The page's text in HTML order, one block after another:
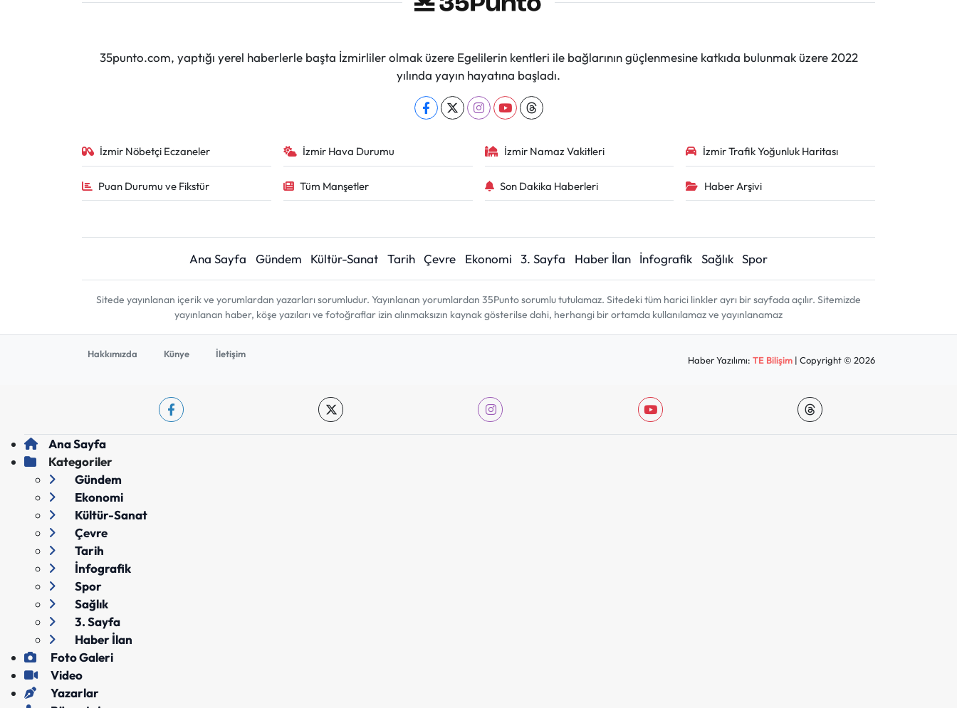
35punto.com, yaptığı yerel haberlerle başta İzmirliler olmak üzere Egelilerin kentleri ile bağlarının güçlenmesine katkıda bulunmak üzere 2022
yılında yayın hayatına başladı.
İzmir Nöbetçi Eczaneler İzmir Hava Durumu İzmir Namaz Vakitleri İzmir Trafik Yoğunluk Haritası
Puan Durumu ve Fikstür Tüm Manşetler Son Dakika Haberleri Haber Arşivi
Ana Sayfa Gündem Kültür-Sanat Tarih Çevre Ekonomi 3. Sayfa Haber İlan İnfografik Sağlık Spor
Sitede yayınlanan içerik ve yorumlardan yazarları sorumludur. Yayınlanan yorumlardan 35Punto sorumlu tutulamaz. Sitedeki tüm harici linkler ayrı bir sayfada açılır. Sitemizde
yayınlanan haber, köşe yazıları ve fotoğraflar izin alınmaksızın kaynak gösterilse dahi, herhangi bir ortamda kullanılamaz ve yayınlanamaz
Hakkımızda Künye İletişim
Haber Yazılımı:TE Bilişim | Copyright © 2026
Ana Sayfa
Kategoriler
Gündem
Ekonomi
Kültür-Sanat
Çevre
Tarih
İnfografik
Spor
Sağlık
3. Sayfa
Haber İlan
Foto Galeri
Video
Yazarlar